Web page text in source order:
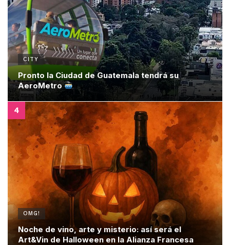
CITY
Pronto la Ciudad de Guatemala tendrá su
AeroMetro
OMG!
Noche de vino, arte y misterio: así será el
Art&Vin de Halloween en la Alianza Francesa